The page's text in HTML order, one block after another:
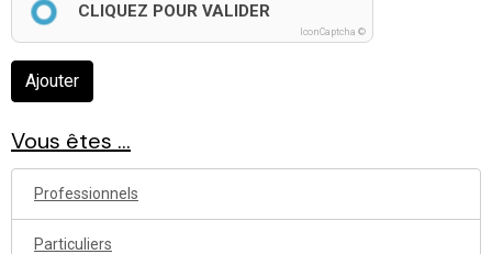
CLIQUEZ POUR VALIDER
IconCaptcha ©
Ajouter
Vous êtes ...
Professionnels
Particuliers